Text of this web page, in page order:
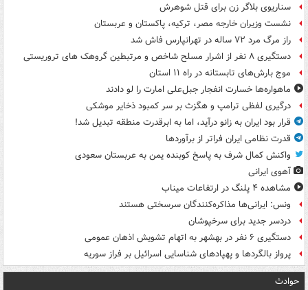
سناریوی بلاگر زن برای قتل شوهرش
نشست وزیران خارجه مصر، ترکیه، پاکستان و عربستان
راز مرگ مرد ۷۲ ساله در تهرانپارس فاش شد
دستگیری ۸ نفر از اشرار مسلح شاخص و مرتبطین گروهک های تروریستی
موج بارش‌های تابستانه در راه ۱۱ استان
ماهواره‌ها خسارت انفجار جبل‌علی امارت را لو دادند
درگیری لفظی ترامپ و هگزث بر سر کمبود ذخایر موشکی
قرار بود ایران به زانو درآید، اما به ابرقدرت منطقه تبدیل شد!
قدرت نظامی ایران فراتر از برآوردها
واکنش کمال شرف به پاسخ کوبنده یمن به عربستان سعودی
آهوی ایرانی
مشاهده ۴ پلنگ در ارتفاعات میناب
ونس: ایرانی‌ها مذاکره‌کنندگان سرسختی هستند
دردسر جدید برای سرخپوشان
دستگیری ۶ نفر در بهشهر به اتهام تشویش اذهان عمومی
پرواز بالگردها و پهپادهای شناسایی اسرائیل بر فراز سوریه
حوادث